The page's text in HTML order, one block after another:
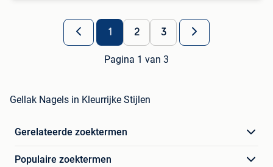
1 2 3
Pagina 1 van 3
Gellak Nagels in Kleurrijke Stijlen
Gerelateerde zoektermen
Populaire zoektermen